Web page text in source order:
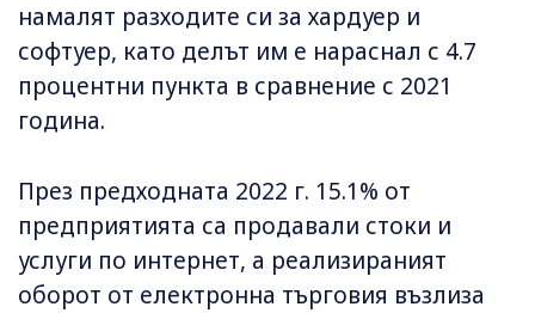
намалят разходите си за хардуер и
софтуер, като делът им е нараснал с 4.7
процентни пункта в сравнение с 2021
година.
През предходната 2022 г. 15.1% от
предприятията са продавали стоки и
услуги по интернет, а реализираният
оборот от електронна търговия възлиза